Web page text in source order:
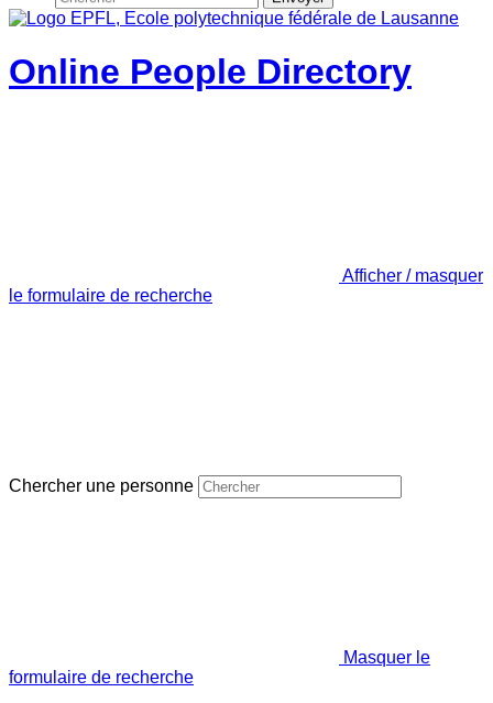
Online People Directory
Afficher / masquer
le formulaire de recherche
Chercher une personne
Masquer le
formulaire de recherche